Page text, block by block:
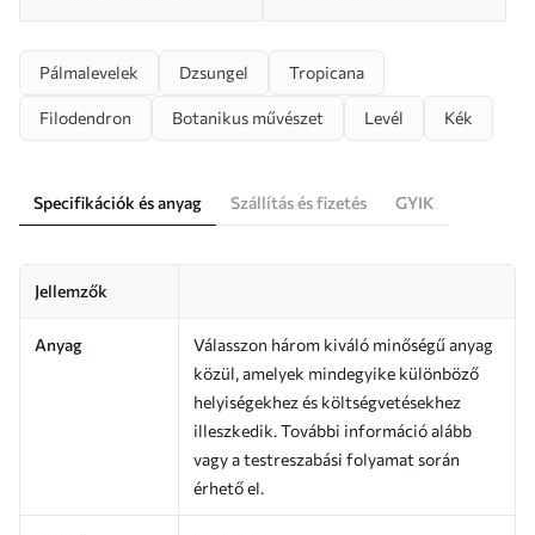
Pálmalevelek Dzsungel Tropicana
Filodendron Botanikus művészet Levél Kék
Specifikációk és anyag Szállítás és fizetés GYIK
Jellemzők
Anyag
Válasszon három kiváló minőségű anyag
közül, amelyek mindegyike különböző
helyiségekhez és költségvetésekhez
illeszkedik. További információ alább
vagy a testreszabási folyamat során
érhető el.